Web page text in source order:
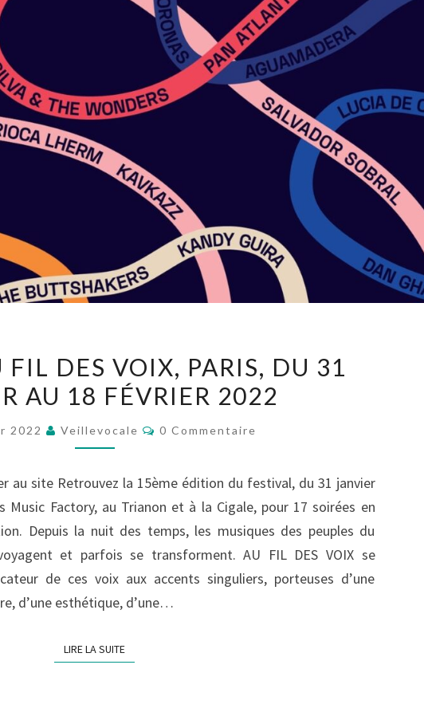
AU
FIL
VOIX,
DU
31
JANVIER
AU
18
FÉVRIER
FIL DES VOIX, PARIS, DU 31
AU 18 FÉVRIER 2022
2022 Veillevocale Commentaires
0 Commentaire
au site Retrouvez la 15ème édition du festival, du 31 janvier
Music Factory, au Trianon et à la Cigale, pour 17 soirées en
Depuis la nuit des temps, les musiques des peuples du
et parfois se transforment. AU FIL DES VOIX se
de ces voix aux accents singuliers, porteuses d’une
d’une esthétique, d’une…
LIRE LA SUITELIRE LA SUITE